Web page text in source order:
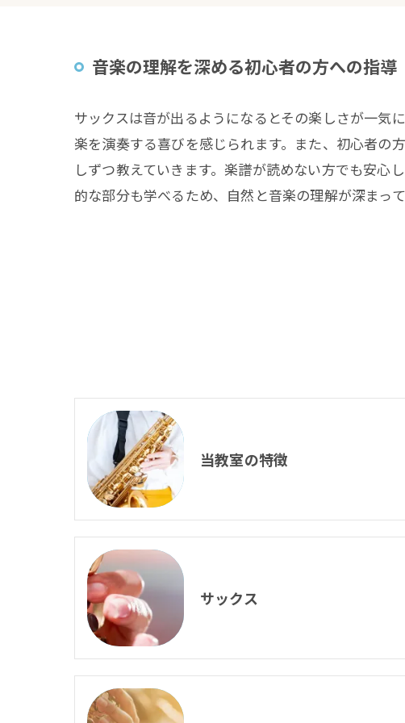
音楽の理解を深める初心者の方への指導
サックスは音が出るようになるとその楽しさが一気
楽を演奏する喜びを感じられます。また、初心者の
しずつ教えていきます。楽譜が読めない方でも安心
的な部分も学べるため、自然と音楽の理解が深まって
当教室の特徴
サックス